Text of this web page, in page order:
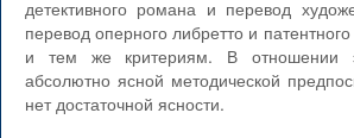
детективного романа и перевод
перевод оперного либретто и
и тем же критериям. В отношении
абсолютно ясной методической
нет достаточной ясности.